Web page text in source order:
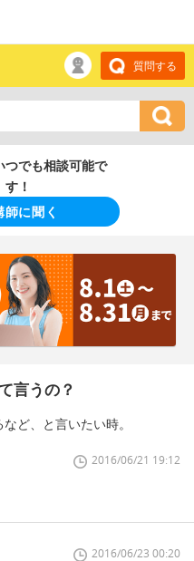
質問する
つでも相談可能で
す！
師に聞く
言うの？
ど、と言いたい時。
2016/06/21 19:12
2016/06/23 00:20